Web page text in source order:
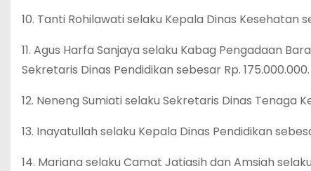
10. Tanti Rohilawati selaku Kepala Dinas Kesehatan
11. Agus Harfa Sanjaya selaku Kabag Pengadaan
Sekretaris Dinas Pendidikan sebesar Rp. 175.000.000.
12. Neneng Sumiati selaku Sekretaris Dinas Tenaga
13. Inayatullah selaku Kepala Dinas Pendidikan
14. Mariana selaku Camat Jatiasih dan Amsiah